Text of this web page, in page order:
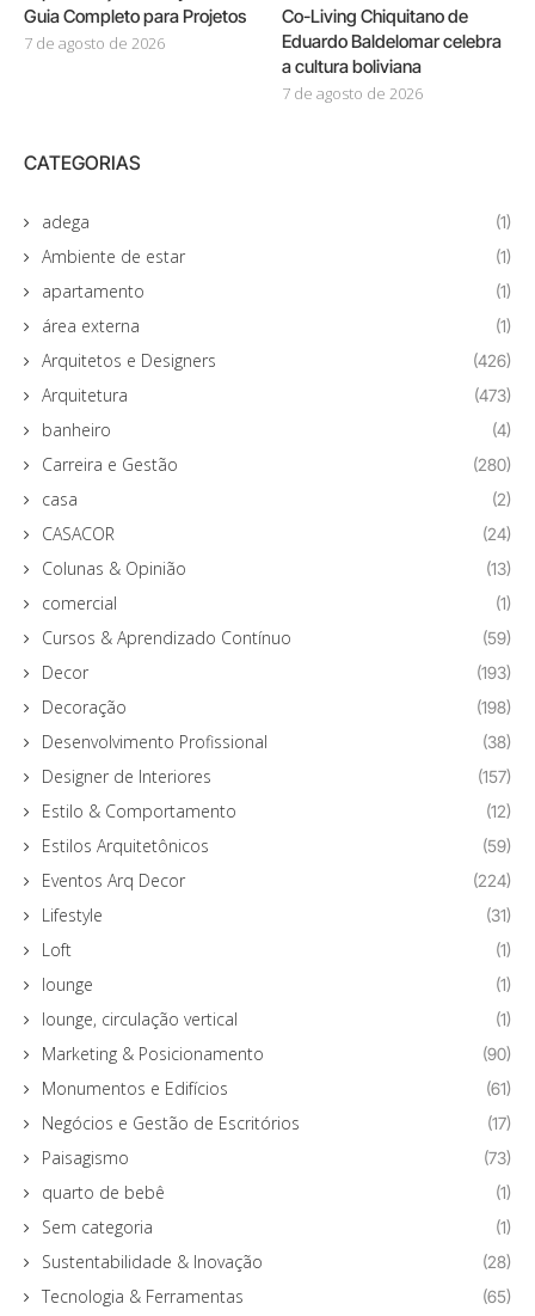
Guia Completo para Projetos
7 de agosto de 2026
Co-Living Chiquitano de
Eduardo Baldelomar celebra
a cultura boliviana
7 de agosto de 2026
CATEGORIAS
adega (1)
Ambiente de estar (1)
apartamento (1)
área externa (1)
Arquitetos e Designers (426)
Arquitetura (473)
banheiro (4)
Carreira e Gestão (280)
casa (2)
CASACOR (24)
Colunas & Opinião (13)
comercial (1)
Cursos & Aprendizado Contínuo (59)
Decor (193)
Decoração (198)
Desenvolvimento Profissional (38)
Designer de Interiores (157)
Estilo & Comportamento (12)
Estilos Arquitetônicos (59)
Eventos Arq Decor (224)
Lifestyle (31)
Loft (1)
lounge (1)
lounge, circulação vertical (1)
Marketing & Posicionamento (90)
Monumentos e Edifícios (61)
Negócios e Gestão de Escritórios (17)
Paisagismo (73)
quarto de bebê (1)
Sem categoria (1)
Sustentabilidade & Inovação (28)
Tecnologia & Ferramentas (65)